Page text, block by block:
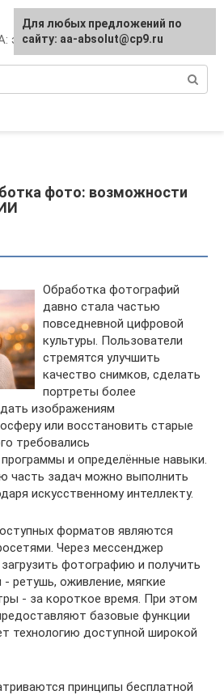
эксплуатация и сервис
фото: возможности
Обработка фотографий
давно стала частью
повседневной цифровой
культуры. Пользователи
стремятся улучшить
качество снимков, сделать
портреты более
изображениям
или восстановить старые
требовались
и определённые навыки.
часть задач можно выполнить
искусственному интеллекту.
форматов являются
Через мессенджер
фотографию и получить
ретушь, оживление, мягкие
- за короткое время. При этом
базовые функции
технологию доступной широкой
принципы бесплатной
Для любых предложений по
сайту: aa-absolut@cp9.ru